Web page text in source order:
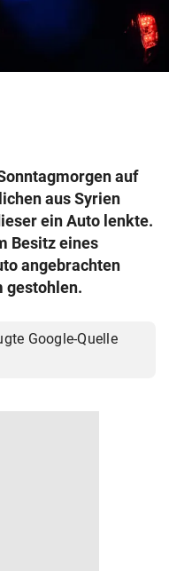
auf
aus Syrien
ein Auto lenkte.
Besitz eines
angebrachten
gestohlen.
Google-Quelle